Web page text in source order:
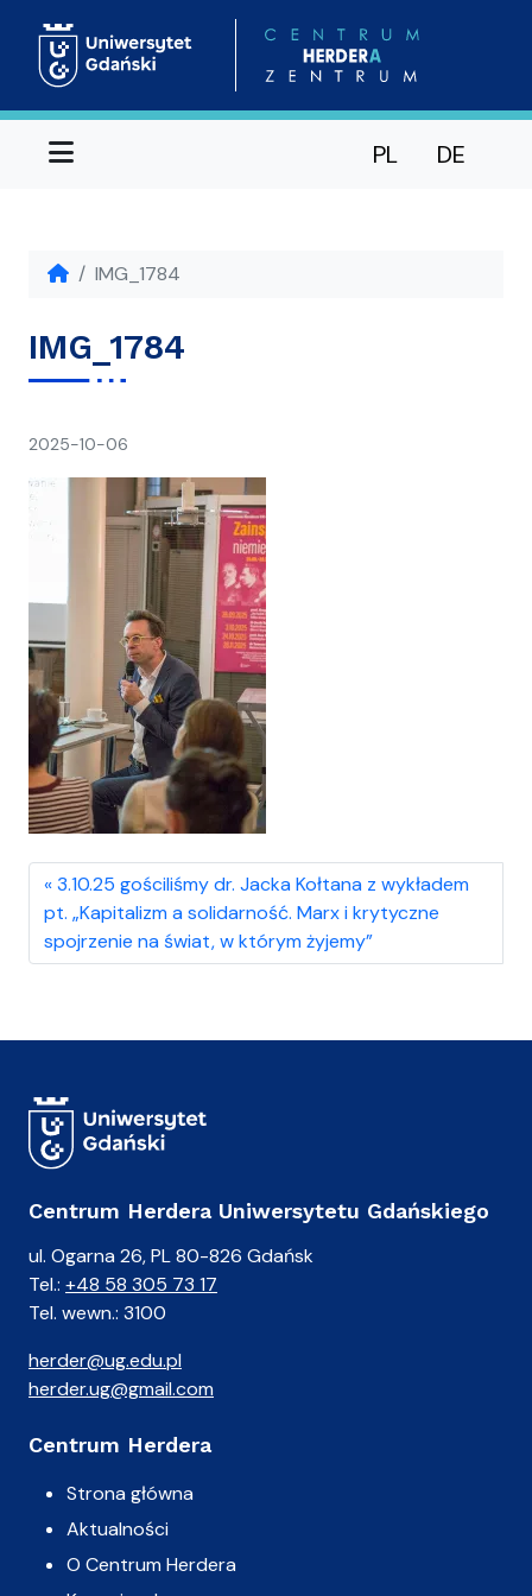
Menu PL DE
IMG_1784
IMG_1784
2025-10-06
3.10.25 gościliśmy dr. Jacka Kołtana z wykładem
pt. „Kapitalizm a solidarność. Marx i krytyczne
spojrzenie na świat, w którym żyjemy”
Centrum Herdera Uniwersytetu Gdańskiego
ul. Ogarna 26, PL 80-826 Gdańsk
Tel.: +48 58 305 73 17
Tel. wewn.: 3100
herder@ug.edu.pl
herder.ug@gmail.com
Centrum Herdera
Strona główna
Aktualności
O Centrum Herdera